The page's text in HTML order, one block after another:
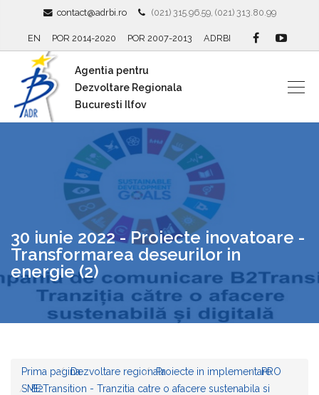
contact@adrbi.ro (021) 315.96.59, (021) 313.80.99
EN POR 2014-2020 POR 2007-2013 ADRBI
Agentia pentru
Dezvoltare Regionala
Bucuresti Ilfov
30 iunie 2022 - Proiecte inovatoare -
Transformarea deseurilor in
energie (2)
Prima paginaDezvoltare regionalaProiecte in implementarePRO
SMEB2Transition - Tranzitia catre o afacere sustenabila si